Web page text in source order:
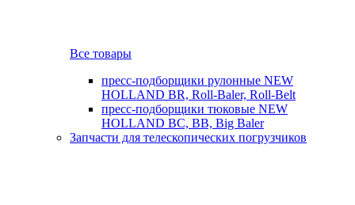
Все товары
пресс-подборщики рулонные NEW
HOLLAND BR, Roll-Baler, Roll-Belt
пресс-подборщики тюковые NEW
HOLLAND BC, BB, Big Baler
Запчасти для телескопических погрузчиков